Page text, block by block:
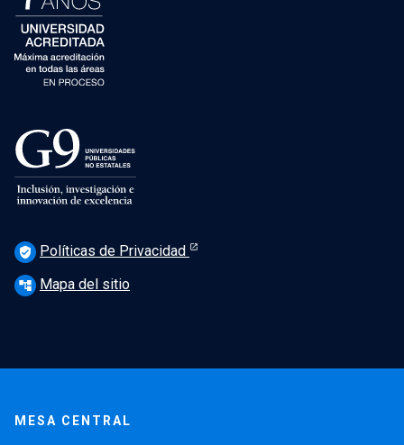
verified_user Políticas de Privacidad
account_tree Mapa del sitio
MESA CENTRAL